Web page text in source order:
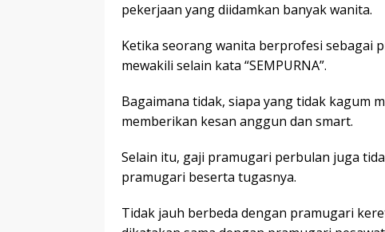
pekerjaan yang diidamkan banyak wanita.
Ketika seorang wanita berprofesi sebagai
mewakili selain kata “SEMPURNA”.
Bagaimana tidak, siapa yang tidak kagum
memberikan kesan anggun dan smart.
Selain itu, gaji pramugari perbulan juga
pramugari beserta tugasnya.
Tidak jauh berbeda dengan pramugari